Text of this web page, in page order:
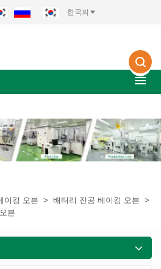
CO., LTD.. 한국의
이킹 오븐 > 배터리 진공 베이킹 오븐 >
븐